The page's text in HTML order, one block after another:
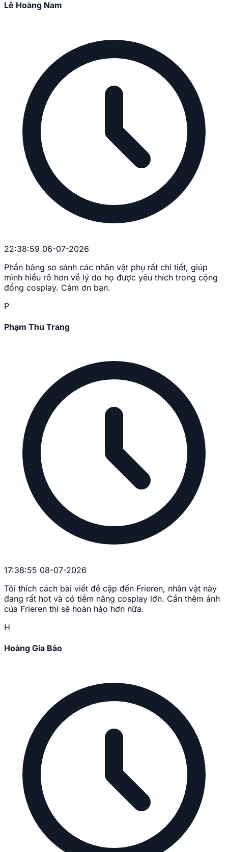
Lê Hoàng Nam
22:38:59 06-07-2026
Phần bảng so sánh các nhân vật phụ rất chi tiết, giúp
mình hiểu rõ hơn về lý do họ được yêu thích trong cộng
đồng cosplay. Cảm ơn bạn.
P
Phạm Thu Trang
17:38:55 08-07-2026
Tôi thích cách bài viết đề cập đến Frieren, nhân vật này
đang rất hot và có tiềm năng cosplay lớn. Cần thêm ảnh
của Frieren thì sẽ hoàn hảo hơn nữa.
H
Hoàng Gia Bảo